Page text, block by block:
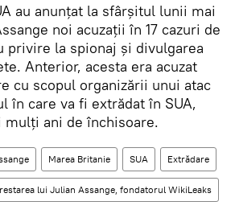
au anunțat la sfârșitul lunii mai
noi acuzații în 17 cazuri de
privire la spionaj și divulgarea
Anterior, acesta era acuzat
cu scopul organizării unui atac
în care va fi extrădat în SUA,
mulți ani de închisoare.
Marea Britanie SUA Extrădare
lui Julian Assange, fondatorul WikiLeaks